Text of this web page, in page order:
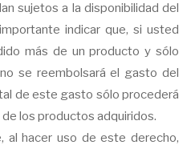
sujetos a la disponibilidad del
indicar que, si usted
más de un producto y sólo
se reembolsará el gasto del
de este gasto sólo procederá
los productos adquiridos.
al hacer uso de este derecho,